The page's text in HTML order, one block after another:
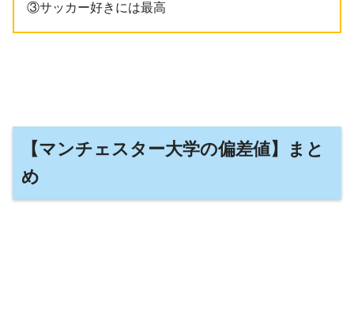
③サッカー好きには最高
【マンチェスター大学の偏差値】まと
め